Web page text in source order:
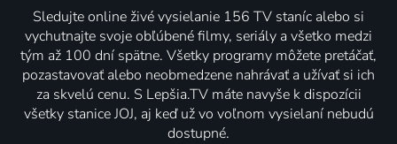
Sledujte online živé vysielanie 156 TV staníc alebo si
vychutnajte svoje obľúbené filmy, seriály a všetko medzi
tým až 100 dní spätne. Všetky programy môžete pretáčať,
pozastavovať alebo neobmedzene nahrávať a užívať si ich
za skvelú cenu. S Lepšia.TV máte navyše k dispozícii
všetky stanice JOJ, aj keď už vo voľnom vysielaní nebudú
dostupné.